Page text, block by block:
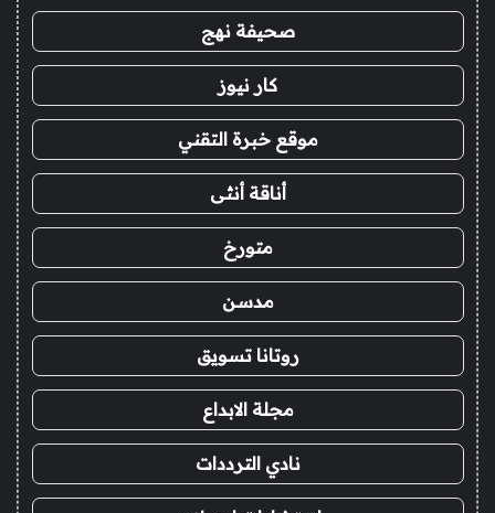
صحيفة نهج
كار نيوز
موقع خبرة التقني
أناقة أنثى
متورخ
مدسن
روتانا تسويق
مجلة الابداع
نادي الترددات